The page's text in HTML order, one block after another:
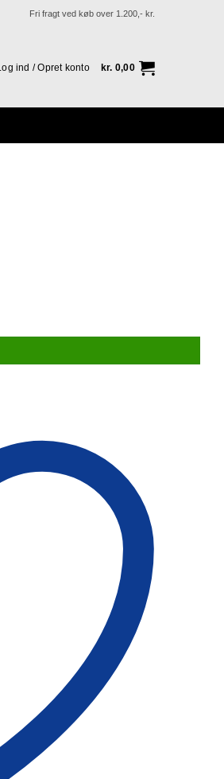
Fri fragt ved køb over 1.200,- kr.
Log ind / Opret konto kr. 0,00